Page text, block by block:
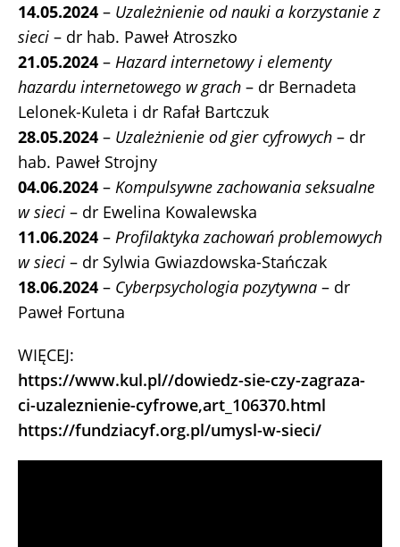
14.05.2024 – Uzależnienie od nauki a korzystanie z
sieci – dr hab. Paweł Atroszko
21.05.2024 – Hazard internetowy i elementy
hazardu internetowego w grach – dr Bernadeta
Lelonek-Kuleta i dr Rafał Bartczuk
28.05.2024 – Uzależnienie od gier cyfrowych – dr
hab. Paweł Strojny
04.06.2024 – Kompulsywne zachowania seksualne
w sieci – dr Ewelina Kowalewska
11.06.2024 – Profilaktyka zachowań problemowych
w sieci – dr Sylwia Gwiazdowska-Stańczak
18.06.2024 – Cyberpsychologia pozytywna – dr
Paweł Fortuna
WIĘCEJ:
https://www.kul.pl//dowiedz-sie-czy-zagraza-
ci-uzaleznienie-cyfrowe,art_106370.html
https://fundziacyf.org.pl/umysl-w-sieci/